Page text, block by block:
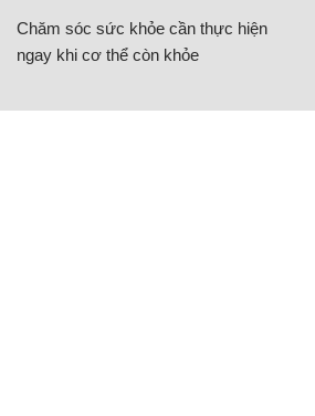
Chăm sóc sức khỏe cần thực hiện
ngay khi cơ thể còn khỏe